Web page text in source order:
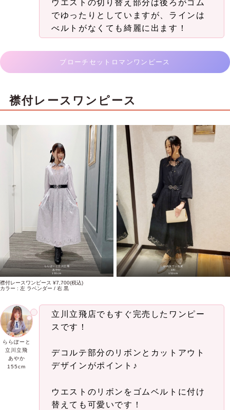
ウエストの切り替え部分は後ろがゴム
でゆったりとしていますが、ラインは
べルトがなくても綺麗に出ます！
ブローチセットロマンワンピース
襟付レースワンピース
ららぽーと立川立飛
あやか
155cm
ゆめタウン佐賀
aki
153cm
襟付レースワンピース ¥7,700(税込)
カラー : 左 ラベンダー / 右 黒
ららぽーと
立川立飛
あやか
155cm
立川立飛店でもすぐ完売したワンピー
スです！
デコルテ部分のリボンとカットアウト
デザインがポイント♪
ウエストのリボンをゴムベルトに付け
替えても可愛いです！